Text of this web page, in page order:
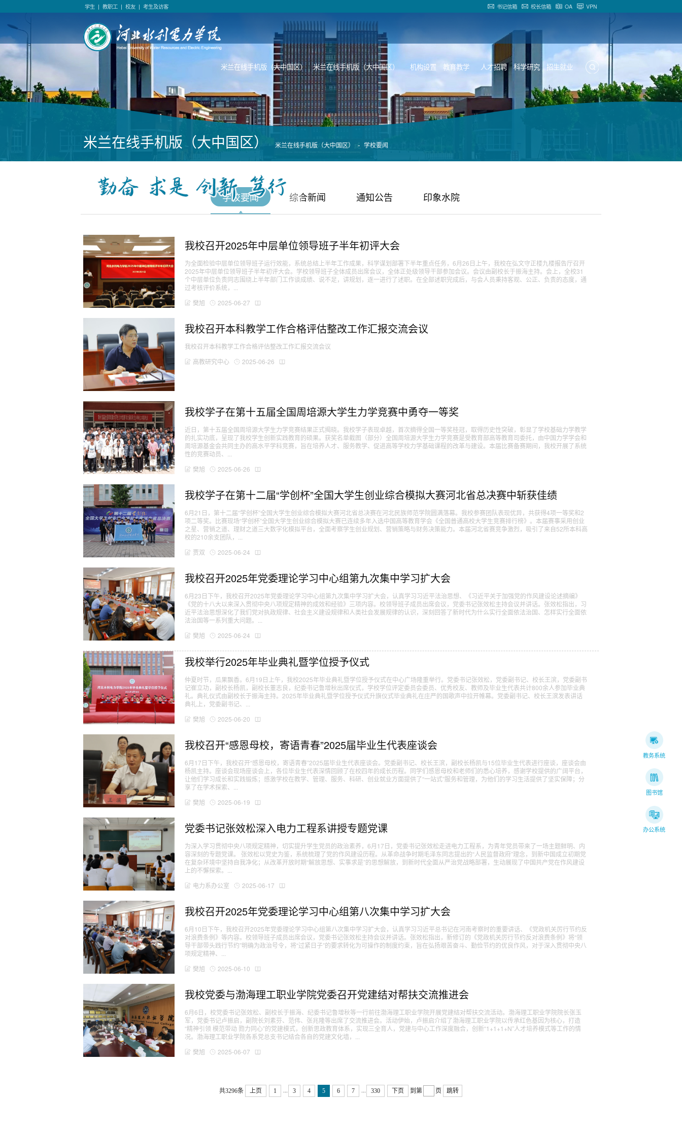
学生 | 教职工 | 校友 | 考生及访客 书记信箱 校长信箱 OA VPN
米兰在线手机版（大中国区） 米兰在线手机版（大中国区） 机构设置 教育教学 人才招聘 科学研究 招生就业
教务系统
图书馆
办公系统
米兰在线手机版（大中国区） 米兰在线手机版（大中国区） - 学校要闻
学校要闻 综合新闻 通知公告 印象水院
我校召开2025年中层单位领导班子半年初评大会
为全面检验中层单位领导班子运行效能，系统总结上半年工作成果，科学谋划部署下半年重点任务，6月26日上午，我校在弘文守正楼九楼报告厅召开
2025年中层单位领导班子半年初评大会。学校领导班子全体成员出席会议，全体正处级领导干部参加会议。会议由副校长于振海主持。会上，全校31
个中层单位负责同志围绕上半年部门工作谈成绩、说不足，讲规划，逐一进行了述职。在全部述职完成后，与会人员秉持客观、公正、负责的态度，通
过考核评价系统，...
樊旭
2025-06-27
我校召开本科教学工作合格评估整改工作汇报交流会议
我校召开本科教学工作合格评估整改工作汇报交流会议
高教研究中心
2025-06-26
我校学子在第十五届全国周培源大学生力学竞赛中勇夺一等奖
近日，第十五届全国周培源大学生力学竞赛结果正式揭晓。我校学子表现卓越，首次摘得全国一等奖桂冠，取得历史性突破，彰显了学校基础力学教学
的扎实功底，呈现了我校学生创新实践教育的硕果。获奖名单截图（部分）全国周培源大学生力学竞赛是受教育部高等教育司委托，由中国力学学会和
周培源基金会共同主办的高水平学科竞赛，旨在培养人才、服务教学、促进高等学校力学基础课程的改革与建设。本届比赛备赛期间，我校开展了系统
性的竞赛动员、...
樊旭
2025-06-26
我校学子在第十二届“学创杯”全国大学生创业综合模拟大赛河北省总决赛中斩获佳绩
6月21日，第十二届“学创杯”全国大学生创业综合模拟大赛河北省总决赛在河北民族师范学院圆满落幕。我校参赛团队表现优异，共获得4项一等奖和2
项二等奖。比赛现场“学创杯”全国大学生创业综合模拟大赛已连续多年入选中国高等教育学会《全国普通高校大学生竞赛排行榜》。本届赛事采用创业
之星、营销之道、理财之道三大数字化模拟平台，全面考察学生创业规划、营销策略与财务决策能力。本届河北省赛竞争激烈，吸引了来自52所本科高
校的210余支团队，...
贾双
2025-06-24
我校召开2025年党委理论学习中心组第九次集中学习扩大会
6月23日下午，我校召开2025年党委理论学习中心组第九次集中学习扩大会，认真学习习近平法治思想、《习近平关于加强党的作风建设论述摘编》
《党的十八大以来深入贯彻中央八项规定精神的成效和经验》三项内容。校领导班子成员出席会议，党委书记张效松主持会议并讲话。张效松指出，习
近平法治思想深化了我们党对执政规律、社会主义建设规律和人类社会发展规律的认识，深刻回答了新时代为什么实行全面依法治国、怎样实行全面依
法治国等一系列重大问题。...
樊旭
2025-06-24
我校举行2025年毕业典礼暨学位授予仪式
仲夏时节，瓜果飘香。6月19日上午，我校2025年毕业典礼暨学位授予仪式在中心广场隆重举行。党委书记张效松，党委副书记、校长王滨，党委副书
记崔立功，副校长杨凯，副校长董志良，纪委书记鲁增秋出席仪式，学校学位评定委员会委员、优秀校友、教师及毕业生代表共计800余人参加毕业典
礼。典礼仪式由副校长于振海主持。2025年毕业典礼暨学位授予仪式升旗仪式毕业典礼在庄严的国歌声中拉开帷幕。党委副书记、校长王滨发表讲话
典礼上，党委副书记、...
樊旭
2025-06-20
我校召开“感恩母校，寄语青春”2025届毕业生代表座谈会
6月17日下午，我校召开“感恩母校，寄语青春”2025届毕业生代表座谈会。党委副书记、校长王滨，副校长杨凯与15位毕业生代表进行座谈，座谈会由
杨凯主持。座谈会现场座谈会上，各位毕业生代表深情回顾了在校四年的成长历程。同学们感恩母校和老师们的悉心培养，感谢学校提供的广阔平台，
让他们学习成长和实践锻炼；感激学校在教学、管理、服务、科研、创业就业方面提供了“一站式”服务和管理，为他们的学习生活提供了坚实保障；分
享了在学术探索、...
樊旭
2025-06-19
党委书记张效松深入电力工程系讲授专题党课
为深入学习贯彻中央八项规定精神，切实提升学生党员的政治素养，6月17日，党委书记张效松走进电力工程系，为青年党员带来了一场主题鲜明、内
容深刻的专题党课。 张效松以党史为鉴，系统梳理了党的作风建设历程。从革命战争时期毛泽东同志提出的“人民监督政府”理念，到新中国成立初期党
在复杂环境中坚持自我净化；从改革开放时期“解放思想、实事求是”的思想解放，到新时代全面从严治党战略部署，生动展现了中国共产党在作风建设
上的不懈探索。...
电力系办公室
2025-06-17
我校召开2025年党委理论学习中心组第八次集中学习扩大会
6月10日下午，我校召开2025年党委理论学习中心组第八次集中学习扩大会，认真学习习近平总书记在河南考察时的重要讲话、《党政机关厉行节约反
对浪费条例》等内容。校领导班子成员出席会议，党委书记张效松主持会议并讲话。张效松指出，新修订的《党政机关厉行节约反对浪费条例》将“领
导干部带头践行节约”明确为政治号令，将“过紧日子”的要求转化为可操作的制度约束，旨在弘扬艰苦奋斗、勤俭节约的优良作风，对于深入贯彻中央八
项规定精神、...
樊旭
2025-06-10
我校党委与渤海理工职业学院党委召开党建结对帮扶交流推进会
6月6日，校党委书记张效松、副校长于振海、纪委书记鲁增秋等一行前往渤海理工职业学院开展党建结对帮扶交流活动。渤海理工职业学院院长张玉
军，党委书记卢振启，副院长刘素芬、范伟、张兆隆等出席了交流推进会。活动伊始，卢振启介绍了渤海理工职业学院以传承红色基因为核心，打造
“精神引领 模范带动 勠力同心”的党建模式，创新思政教育体系，实现三全育人，党建与中心工作深度融合，创新“1+1+1+N”人才培养模式等工作的情
况。渤海理工职业学院各系党总支书记结合各自的党建文化墙，...
樊旭
2025-06-07
共3296条 上页 1 ... 3 4 5 6 7 ... 330 下页 到第 页 跳转